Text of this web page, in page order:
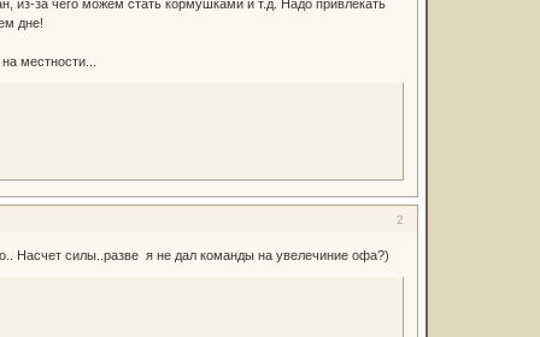
из-за чего можем стать кормушками и т.д. Надо привлекать
дне!
местности...
2
Насчет силы..разве я не дал команды на увелечиние офа?)